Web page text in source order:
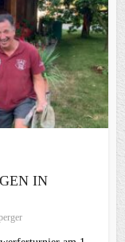
IN